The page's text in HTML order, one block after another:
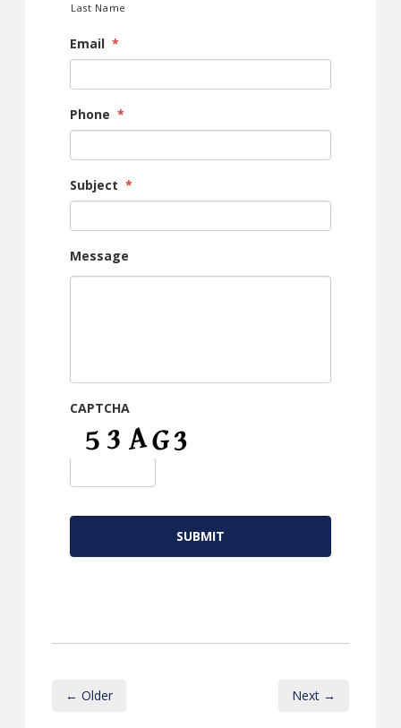
Last Name
Email *
Phone *
Subject *
Message
CAPTCHA
← Older Next →